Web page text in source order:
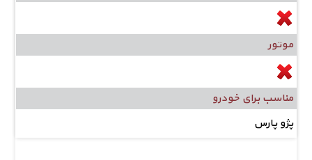
موتور
مناسب برای خودرو
پژو پارس